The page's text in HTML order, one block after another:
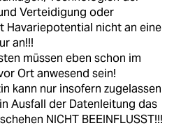
Verteidigung oder
Havariepotential nicht an eine
an!!!
müssen eben schon im
Ort anwesend sein!
kann nur insofern zugelassen
Ausfall der Datenleitung das
NICHT BEEINFLUSST!!!